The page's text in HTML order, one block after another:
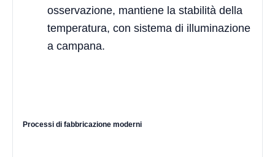
osservazione, mantiene la stabilità della
temperatura, con sistema di illuminazione
a campana.
Processi di fabbricazione moderni